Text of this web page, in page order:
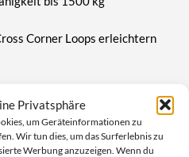
Privatsphäre
um Geräteinformationen zu
Wir tun dies, um das Surferlebnis zu
Werbung anzuzeigen. Wenn du
Corner Loops erleichtern
mit Schüttgütern
bei hoher